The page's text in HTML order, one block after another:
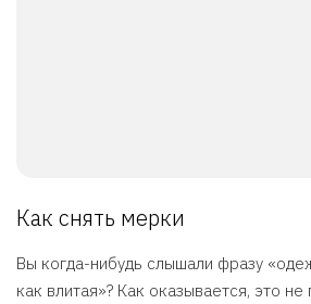
Как снять мерки
Вы когда-нибудь слышали фразу
как влитая»? Как оказывается, это